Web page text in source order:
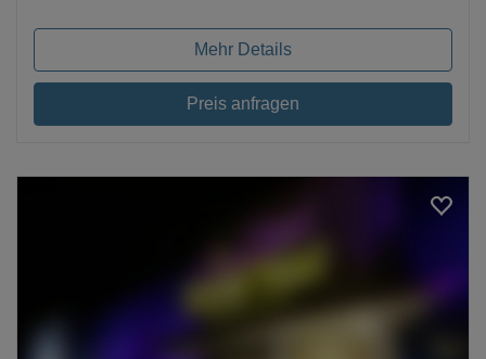
Mehr Details
Preis anfragen